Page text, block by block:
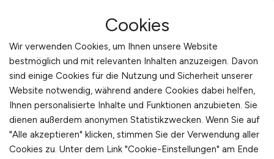
Cookies
Wir verwenden Cookies, um Ihnen unsere Website
bestmöglich und mit relevanten Inhalten anzuzeigen. Davon
sind einige Cookies für die Nutzung und Sicherheit unserer
Website notwendig, während andere Cookies dabei helfen,
Ihnen personalisierte Inhalte und Funktionen anzubieten. Sie
dienen außerdem anonymen Statistikzwecken. Wenn Sie auf
"Alle akzeptieren" klicken, stimmen Sie der Verwendung aller
Cookies zu. Unter dem Link "Cookie-Einstellungen" am Ende